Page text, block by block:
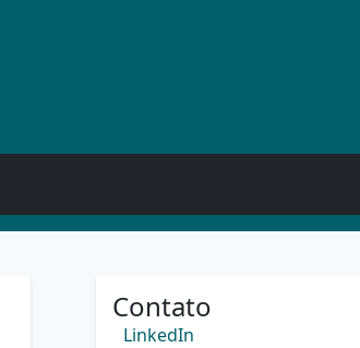
Contato
LinkedIn